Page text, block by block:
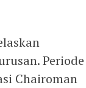
Periode
Chairoman